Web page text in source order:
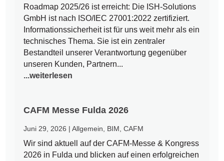
Roadmap 2025/26 ist erreicht: Die ISH-Solutions
GmbH ist nach ISO/IEC 27001:2022 zertifiziert.
Informationssicherheit ist für uns weit mehr als ein
technisches Thema. Sie ist ein zentraler
Bestandteil unserer Verantwortung gegenüber
unseren Kunden, Partnern...
...weiterlesen
CAFM Messe Fulda 2026
Juni 29, 2026 |Allgemein BIM ,CAFM
Wir sind aktuell auf der CAFM-Messe & Kongress
2026 in Fulda und blicken auf einen erfolgreichen